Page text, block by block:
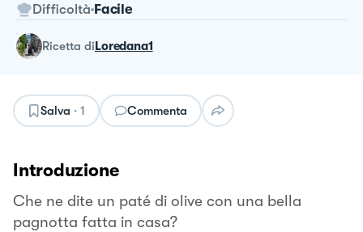
Difficoltà Facile
ricetta diLoredana1
Salva · 1 Commenta
Introduzione
Che ne dite un paté di olive con una bella
pagnotta fatta in casa?